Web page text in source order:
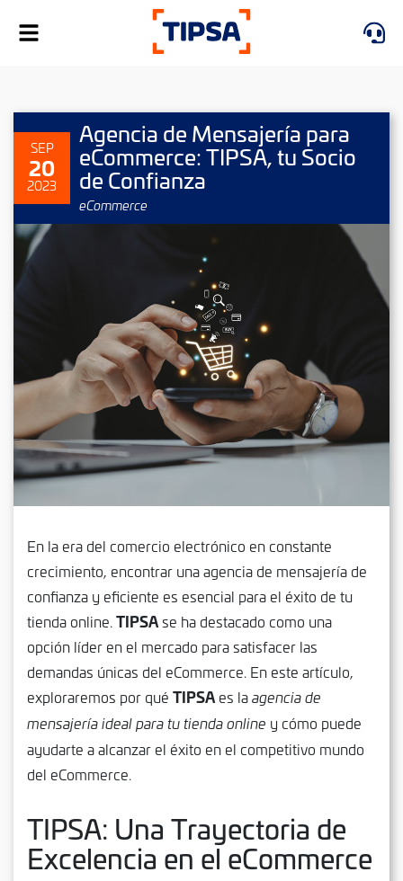
Alternar
navegación
SEP
20
2023
Agencia de Mensajería para
eCommerce: TIPSA, tu Socio
de Confianza
eCommerce
En la era del comercio electrónico en constante
crecimiento, encontrar una agencia de mensajería de
confianza y eficiente es esencial para el éxito de tu
tienda online. TIPSA se ha destacado como una
opción líder en el mercado para satisfacer las
demandas únicas del eCommerce. En este artículo,
exploraremos por qué TIPSA es laagencia de
mensajería ideal para tu tienda online y cómo puede
ayudarte a alcanzar el éxito en el competitivo mundo
del eCommerce.
TIPSA: Una Trayectoria de
Excelencia en el eCommerce